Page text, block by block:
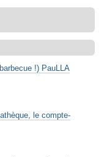
!) PauLLA
le compte-